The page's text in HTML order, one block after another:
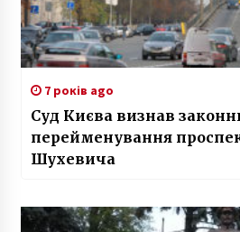
7 років ago
Суд Києва визнав
перейменування
Шухевича